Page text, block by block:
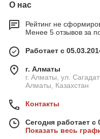
Лестницы для бассейнов
строительстве бассейна
удобно использовать его.
изготавливаются из
комплектуются
делают конструкции
использования. Купить
О нас
Рейтинг не
Менее 5 отзывов за
Работает с
г. Алматы
г. Алматы, ул.
Алматы, Казахстан
Контакты
Сегодня работает с
Показать весь